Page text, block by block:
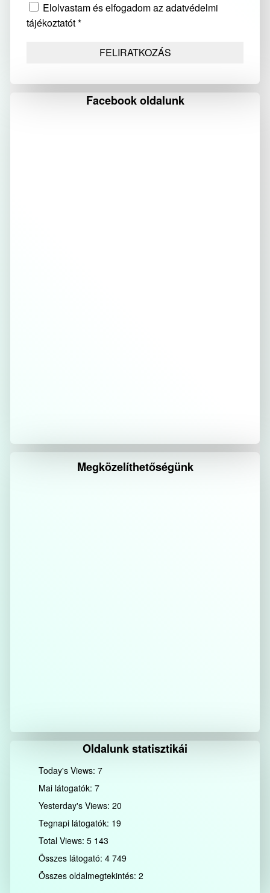
Elolvastam és elfogadom az adatvédelmi
tájékoztatót *
Facebook oldalunk
Megközelíthetőségünk
Oldalunk statisztikái
Today's Views:7
Mai látogatók:7
Yesterday's Views:20
Tegnapi látogatók: 19
Total Views:5 143
Összes látogató:4 749
Összes oldalmegtekintés:2